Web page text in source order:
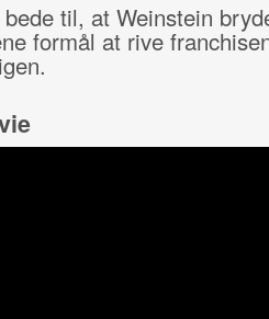
til, at Weinstein
formål at rive